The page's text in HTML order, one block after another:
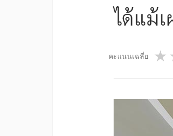
ได้แม้
คะแนนเฉลี่ย